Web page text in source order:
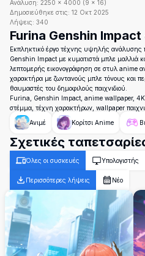
Ανάλυση: 2250 × 4000 (9 × 16)
Δημοσιεύθηκε στις: 12 Οκτ 2025
Λήψεις: 340
Furina Genshin
Εκπληκτικό έργο τέχνης υψηλής ανάλυσης
Genshin Impact με κυματιστά μπλε μαλλιά
λεπτομερής εικονογράφηση σε στυλ anime
χαρακτήρα με ζωντανούς μπλε τόνους και
θαυμαστές του δημοφιλούς παιχνιδιού.
Furina, Genshin Impact, anime wallpaper,
στέμμα, τέχνη χαρακτήρων, wallpaper
Ανιμέ
Κορίτσι Anime
Σχετικές
Όλες οι συσκευές Υπολογιστής
Περισσότερες λήψεις Νέο